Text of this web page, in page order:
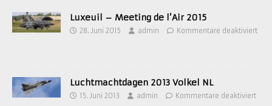
Luxeuil – Meeting de l’Air 2015
28. Juni 2015 admin Kommentare deaktiviert
Luchtmachtdagen 2013 Volkel NL
15. Juni 2013 admin Kommentare deaktiviert